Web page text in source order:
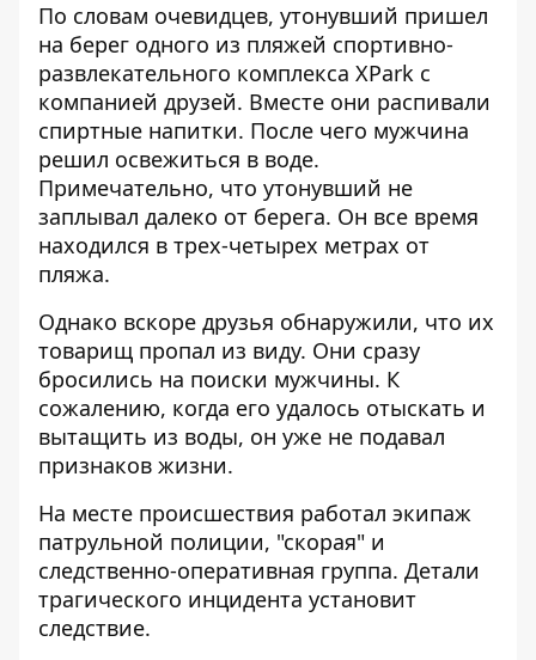
По словам очевидцев, утонувший пришел
на берег одного из пляжей спортивно-
развлекательного комплекса XPark с
компанией друзей. Вместе они распивали
спиртные напитки. После чего мужчина
решил освежиться в воде.
Примечательно, что утонувший не
заплывал далеко от берега. Он все время
находился в трех-четырех метрах от
пляжа.
Однако вскоре друзья обнаружили, что их
товарищ пропал из виду. Они сразу
бросились на поиски мужчины. К
сожалению, когда его удалось отыскать и
вытащить из воды, он уже не подавал
признаков жизни.
На месте происшествия работал экипаж
патрульной полиции, "скорая" и
следственно-оперативная группа. Детали
трагического инцидента установит
следствие.